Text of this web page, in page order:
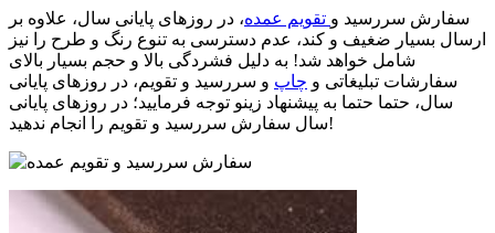
سفارش سررسید و تقویم عمده، در روزهای پایانی سال، علاوه بر
ارسال بسیار ضغیف و کند، عدم دسترسی به تنوع رنگ و طرح را نیز
شامل خواهد شد! به دلیل فشردگی بالا و حجم بسیار بالای
سفارشات تبلیغاتی و چاپ و سررسید و تقویم، در روزهای پایانی
سال، حتما حتما به پیشنهاد زینو توجه فرمایید؛ در روزهای پایانی
سال سفارش سررسید و تقویم را انجام ندهید!